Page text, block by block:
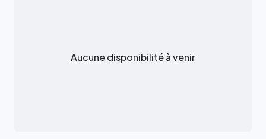
Aucune disponibilité à venir